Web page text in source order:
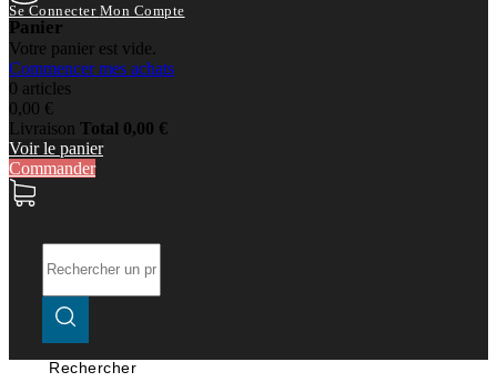
Se Connecter Mon Compte
Panier
Votre panier est vide.
Commencer mes achats
0 articles
0,00 €
Livraison Total 0,00 €
Voir le panier
Commander
Rechercher